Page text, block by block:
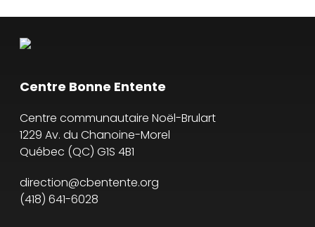
Faire un don
Centre Bonne Entente
Centre communautaire Noël-Brulart
1229 Av. du Chanoine-Morel
Québec (QC) G1S 4B1
direction@cbentente.org
(418) 641-6028